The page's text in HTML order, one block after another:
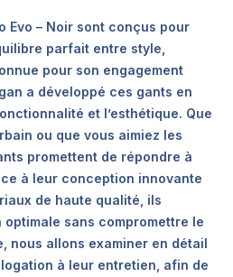
Evo – Noir sont conçus pour
parfait entre style,
pour son engagement
a développé ces gants en
et l’esthétique. Que
ou que vous aimiez les
promettent de répondre à
à leur conception innovante
de haute qualité, ils
sans compromettre le
nous allons examiner en détail
à leur entretien, afin de